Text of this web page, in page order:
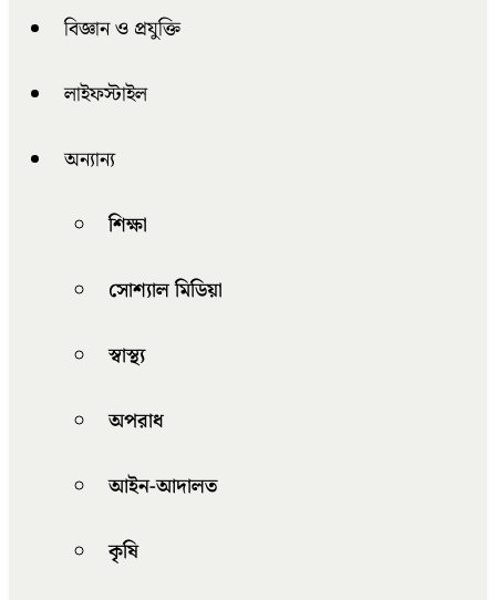
বিজ্ঞান ও প্রযুক্তি
লাইফস্টাইল
অন্যান্য
শিক্ষা
সোশ্যাল মিডিয়া
স্বাস্থ্য
অপরাধ
আইন-আদালত
কৃষি